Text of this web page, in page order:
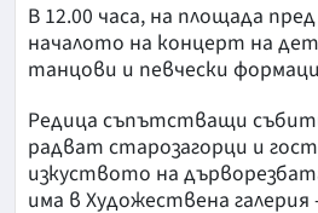
В 12.00 часа, на площада
началото на концерт на
танцови и певчески
Редица съпътстващи
радват старозагорци и
изкуството на
има в Художествена галерия